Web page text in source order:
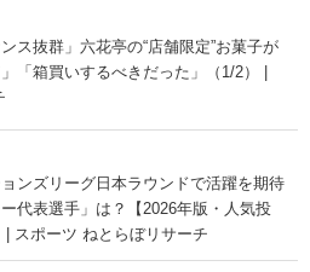
ス抜群」六花亭の“店舗限定”お菓子が
「箱買いするべきだった」（1/2） |
ョンズリーグ日本ラウンドで活躍を期待
代表選手」は？【2026年版・人気投
スポーツ ねとらぼリサーチ